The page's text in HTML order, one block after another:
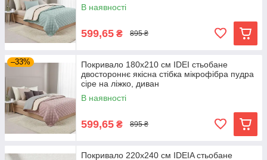
В наявності
599,65 ₴ 895 ₴
–33%
Покривало 180х210 см IDEI стьобане
двостороннє якісна стібка мікрофібра пудра
сіре на ліжко, диван
В наявності
599,65 ₴ 895 ₴
Покривало 220х240 см IDEIA стьобане